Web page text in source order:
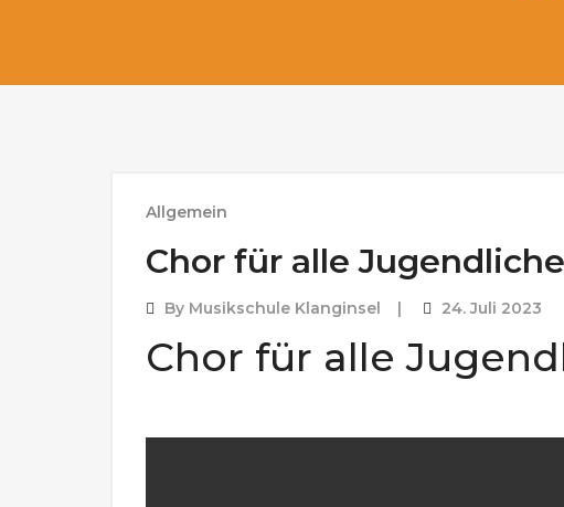
Allgemein
Chor für alle
By Musikschule Klanginsel 24. Juli 2023
Chor für alle